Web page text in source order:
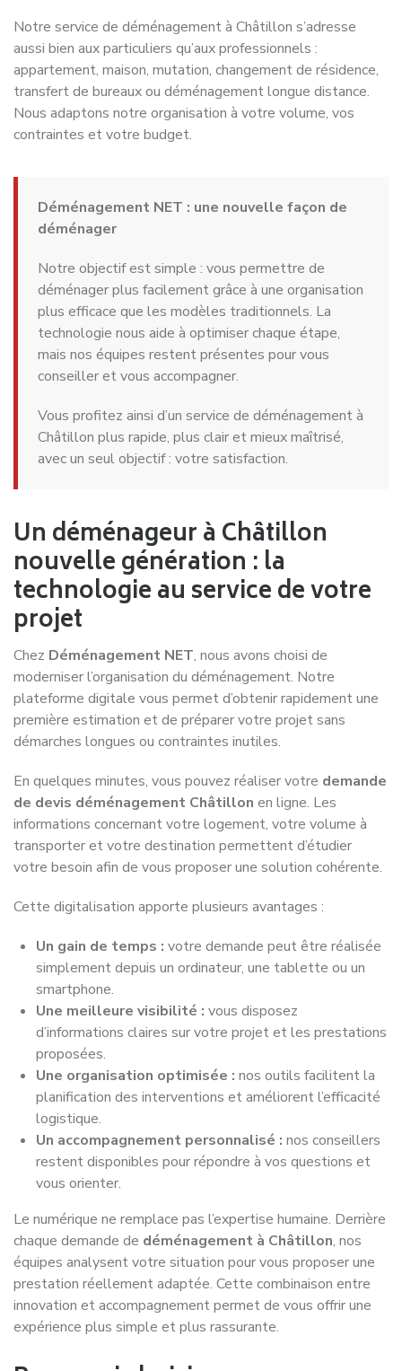
Notre service de déménagement à Châtillon s’adresse
aussi bien aux particuliers qu’aux professionnels :
appartement, maison, mutation, changement de résidence,
transfert de bureaux ou déménagement longue distance.
Nous adaptons notre organisation à votre volume, vos
contraintes et votre budget.
Déménagement NET : une nouvelle façon de
déménager
Notre objectif est simple : vous permettre de
déménager plus facilement grâce à une organisation
plus efficace que les modèles traditionnels. La
technologie nous aide à optimiser chaque étape,
mais nos équipes restent présentes pour vous
conseiller et vous accompagner.
Vous profitez ainsi d’un service de déménagement à
Châtillon plus rapide, plus clair et mieux maîtrisé,
avec un seul objectif : votre satisfaction.
Un déménageur à Châtillon
nouvelle génération : la
technologie au service de votre
projet
Chez Déménagement NET, nous avons choisi de
moderniser l’organisation du déménagement. Notre
plateforme digitale vous permet d’obtenir rapidement une
première estimation et de préparer votre projet sans
démarches longues ou contraintes inutiles.
En quelques minutes, vous pouvez réaliser votre demande
de devis déménagement Châtillon en ligne. Les
informations concernant votre logement, votre volume à
transporter et votre destination permettent d’étudier
votre besoin afin de vous proposer une solution cohérente.
Cette digitalisation apporte plusieurs avantages :
Un gain de temps : votre demande peut être réalisée
simplement depuis un ordinateur, une tablette ou un
smartphone.
Une meilleure visibilité : vous disposez
d’informations claires sur votre projet et les prestations
proposées.
Une organisation optimisée : nos outils facilitent la
planification des interventions et améliorent l’efficacité
logistique.
Un accompagnement personnalisé : nos conseillers
restent disponibles pour répondre à vos questions et
vous orienter.
Le numérique ne remplace pas l’expertise humaine. Derrière
chaque demande de déménagement à Châtillon, nos
équipes analysent votre situation pour vous proposer une
prestation réellement adaptée. Cette combinaison entre
innovation et accompagnement permet de vous offrir une
expérience plus simple et plus rassurante.